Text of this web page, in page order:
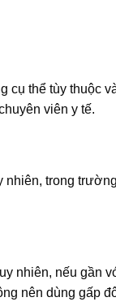
cụ thể tùy thuộc
viên y tế.
trong
nhiên, nếu gần
nên dùng gấp